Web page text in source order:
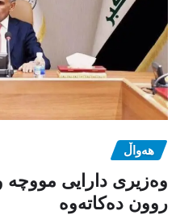
هەواڵ
وەزیری دارایی مووچە
روون دەکاتەوە